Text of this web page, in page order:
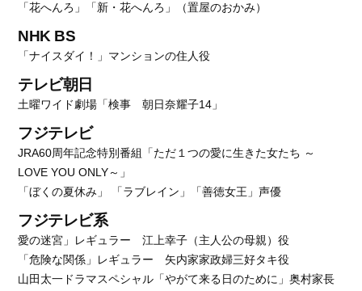
「花へんろ」「新・花へんろ」（置屋のおかみ）
NHK BS
「ナイスダイ！」マンションの住人役
テレビ朝日
土曜ワイド劇場「検事 朝日奈耀子14」
フジテレビ
JRA60周年記念特別番組「ただ１つの愛に生きた女たち ～
LOVE YOU ONLY～」
「ぼくの夏休み」 「ラブレイン」「善徳女王」声優
フジテレビ系
愛の迷宮」レギュラー 江上幸子（主人公の母親）役
「危険な関係」レギュラー 矢内家家政婦三好タキ役
山田太一ドラマスペシャル「やがて来る日のために」奥村家長